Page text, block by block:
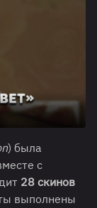
) была
с
28 скинов
выполнены